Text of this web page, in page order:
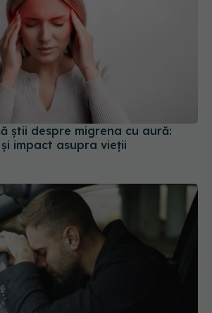
știi despre migrena cu aură:
impact asupra vieții